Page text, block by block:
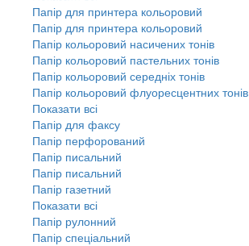
Папір для принтера кольоровий
Папір для принтера кольоровий
Папір кольоровий насичених тонів
Папір кольоровий пастельних тонів
Папір кольоровий середніх тонів
Папір кольоровий флуоресцентних тонів
Показати всі
Папір для факсу
Папір перфорований
Папір писальний
Папір писальний
Папір газетний
Показати всі
Папір рулонний
Папір спеціальний